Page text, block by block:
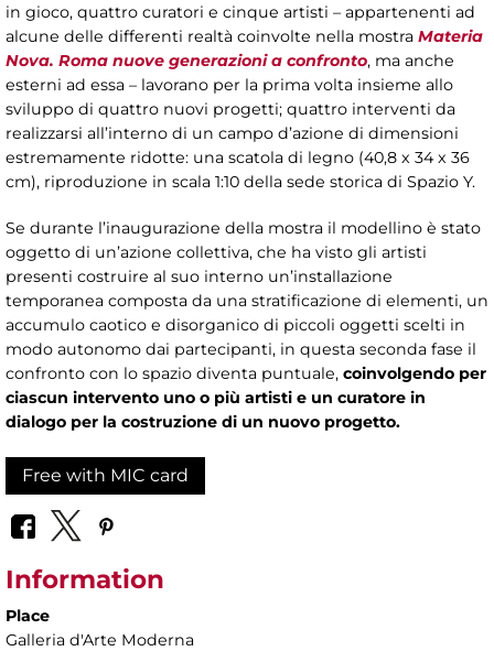
in gioco, quattro curatori e cinque artisti – appartenenti ad
alcune delle differenti realtà coinvolte nella mostra Materia
Nova. Roma nuove generazioni a confronto, ma anche
esterni ad essa – lavorano per la prima volta insieme allo
sviluppo di quattro nuovi progetti; quattro interventi da
realizzarsi all’interno di un campo d’azione di dimensioni
estremamente ridotte: una scatola di legno (40,8 x 34 x 36
cm), riproduzione in scala 1:10 della sede storica di Spazio Y.
Se durante l’inaugurazione della mostra il modellino è stato
oggetto di un’azione collettiva, che ha visto gli artisti
presenti costruire al suo interno un’installazione
temporanea composta da una stratificazione di elementi, un
accumulo caotico e disorganico di piccoli oggetti scelti in
modo autonomo dai partecipanti, in questa seconda fase il
confronto con lo spazio diventa puntuale, coinvolgendo per
ciascun intervento uno o più artisti e un curatore in
dialogo per la costruzione di un nuovo progetto.
Free with MIC card
Information
Place
Galleria d'Arte Moderna